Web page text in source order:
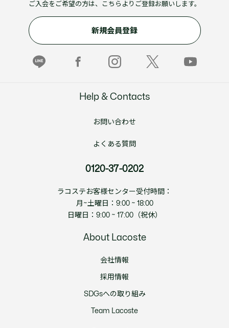
ご入会をご希望の方は、こちらよりご登録お願いします。
新規会員登録
Help & Contacts
お問い合わせ
よくある質問
0120-37-0202
ラコステお客様センター受付時間：
月~土曜日：9:00 ~ 18:00
日曜日：9:00 ~ 17:00（祝休）
About Lacoste
会社情報
採用情報
SDGsへの取り組み
Team Lacoste